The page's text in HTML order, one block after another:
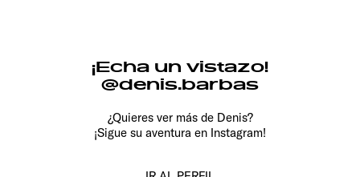
¡Echa un vistazo!
@denis.barbas
¿Quieres ver más de Denis?
¡Sigue su aventura en Instagram!